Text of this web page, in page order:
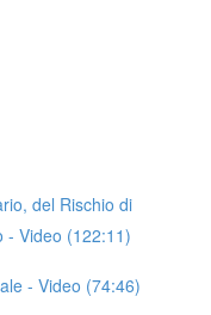
del Rischio di
- Video (122:11)
- Video (74:46)